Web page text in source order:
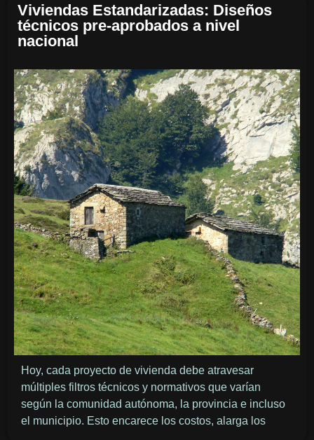
Viviendas Estandarizadas: Diseños
técnicos pre-aprobados a nivel
nacional
Hoy, cada proyecto de vivienda debe atravesar
múltiples filtros técnicos y normativos que varían
según la comunidad autónoma, la provincia e incluso
el municipio. Esto encarece los costos, alarga los